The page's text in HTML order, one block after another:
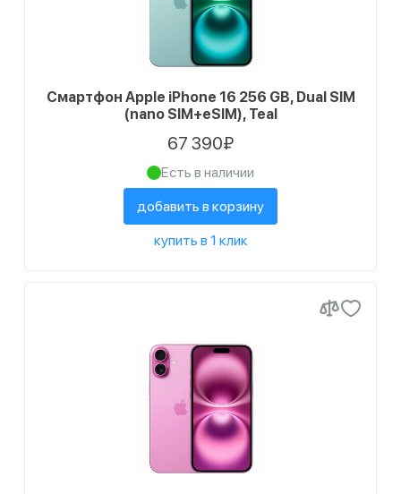
Смартфон Apple iPhone 16 256 GB, Dual SIM
(nano SIM+eSIM), Teal
67 390₽
Есть в наличии
добавить в корзину
купить в 1 клик